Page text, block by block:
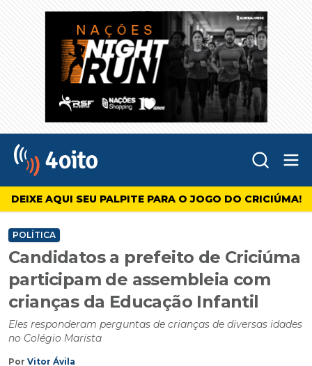
4oito
DEIXE AQUI SEU PALPITE PARA O JOGO DO CRICIÚMA!
POLÍTICA
Candidatos a prefeito de Criciúma
participam de assembleia com
crianças da Educação Infantil
Eles responderam perguntas de crianças de diversas idades
no Colégio Marista
Por Vitor Ávila